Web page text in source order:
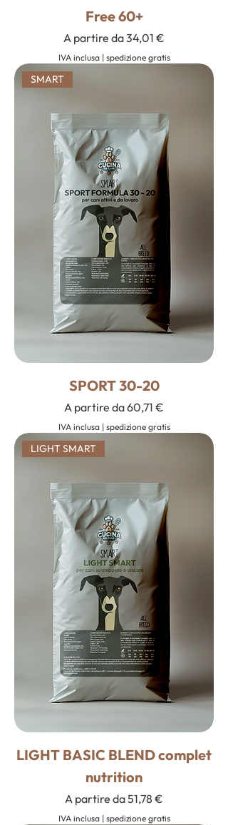
Free 60+
A partire da34,01 €
Prezzo scontato
IVA inclusa| spedizione gratis
SMART
SPORT 30-20
A partire da60,71 €
Prezzo scontato
IVA inclusa| spedizione gratis
LIGHT SMART
LIGHT BASIC BLEND complet
nutrition
A partire da51,78 €
Prezzo scontato
IVA inclusa| spedizione gratis